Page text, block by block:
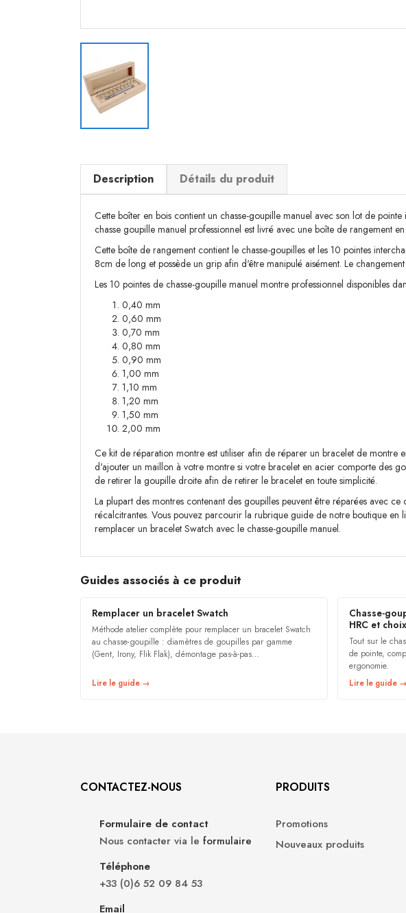
Description Détails du produit
Cette boîter en bois contient un chasse-goupille manuel avec son lot de
chasse goupille manuel professionnel est livré avec une boîte de rangement
Cette boîte de rangement contient le chasse-goupilles et les 10 pointes
8cm de long et possède un grip afin d'être manipulé aisément. Le
Les 10 pointes de chasse-goupille manuel montre professionnel disponibles
0,40 mm
0,60 mm
0,70 mm
0,80 mm
0,90 mm
1,00 mm
1,10 mm
1,20 mm
1,50 mm
2,00 mm
Ce kit de réparation montre est utiliser afin de réparer un bracelet de montre
d'ajouter un maillon à votre montre si votre bracelet en acier comporte des
de retirer la goupille droite afin de retirer le bracelet en toute simplicité.
La plupart des montres contenant des goupilles peuvent être réparées avec
récalcitrantes. Vous pouvez parcourir la rubrique guide de notre boutique
remplacer un bracelet Swatch avec le chasse-goupille manuel.
Guides associés à ce produit
Remplacer un bracelet Swatch
Méthode atelier complète pour remplacer un bracelet Swatch
au chasse-goupille : diamètres de goupilles par gamme
(Gent, Irony, Flik Flak), démontage pas-à-pas…
Lire le guide →
Chasse-
HRC et
Tout sur le
de pointe,
ergonomie.
Lire le guide →
CONTACTEZ-NOUS
Formulaire de contact
Nous contacter via le formulaire
Téléphone
+33 (0)6 52 09 84 53
Email
PRODUITS
Promotions
Nouveaux produits